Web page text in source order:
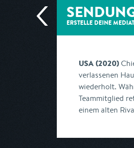
ERSTELLE DEINE
USA (2020)
verlassenen
wiederholt.
Teammitglied
einem alten